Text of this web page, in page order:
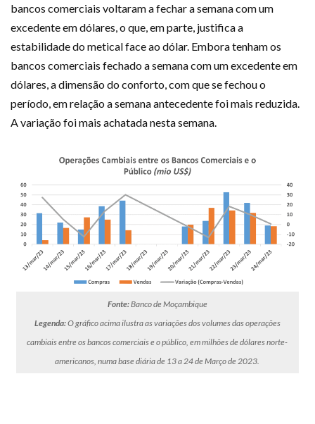
bancos comerciais voltaram a fechar a semana com um
excedente em dólares, o que, em parte, justifica a
estabilidade do metical face ao dólar. Embora tenham os
bancos comerciais fechado a semana com um excedente em
dólares, a dimensão do conforto, com que se fechou o
período, em relação a semana antecedente foi mais reduzida.
A variação foi mais achatada nesta semana.
Fonte:Banco de Moçambique
Legenda:O gráfico acima ilustra as variações dos volumes das operações
cambiais entre os bancos comerciais e o público, em milhões de dólares norte-
americanos, numa base diária de 13 a 24 de Março de 2023.